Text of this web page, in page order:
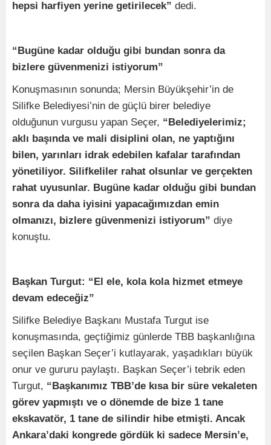
hepsi harfiyen yerine getirilecek” dedi.
“Bugüne kadar olduğu gibi bundan sonra da
bizlere güvenmenizi istiyorum”
Konuşmasının sonunda; Mersin Büyükşehir’in de
Silifke Belediyesi’nin de güçlü birer belediye
olduğunun vurgusu yapan Seçer, “Belediyelerimiz;
aklı başında ve mali disiplini olan, ne yaptığını
bilen, yarınları idrak edebilen kafalar tarafından
yönetiliyor. Silifkeliler rahat olsunlar ve gerçekten
rahat uyusunlar. Bugüne kadar olduğu gibi bundan
sonra da daha iyisini yapacağımızdan emin
olmanızı, bizlere güvenmenizi istiyorum” diye
konuştu.
Başkan Turgut: “El ele, kola kola hizmet etmeye
devam edeceğiz”
Silifke Belediye Başkanı Mustafa Turgut ise
konuşmasında, geçtiğimiz günlerde TBB başkanlığına
seçilen Başkan Seçer’i kutlayarak, yaşadıkları büyük
onur ve gururu paylaştı. Başkan Seçer’i tebrik eden
Turgut, “Başkanımız TBB’de kısa bir süre vekaleten
görev yapmıştı ve o dönemde de bize 1 tane
ekskavatör, 1 tane de silindir hibe etmişti. Ancak
Ankara’daki kongrede gördük ki sadece Mersin’e,